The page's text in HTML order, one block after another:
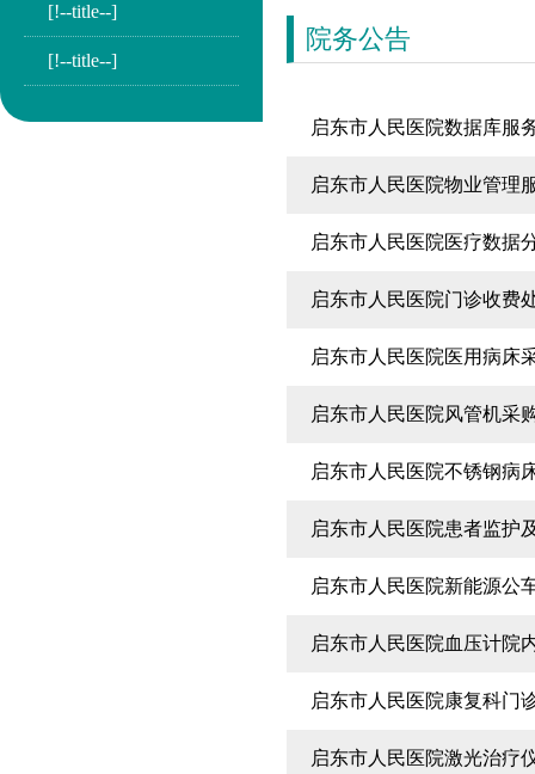
[!--title--]
[!--title--]
院务公告
启东市人民医院数据库服
启东市人民医院物业管理
启东市人民医院医疗数据
启东市人民医院门诊收费
启东市人民医院医用病床
启东市人民医院风管机采
启东市人民医院不锈钢病
启东市人民医院患者监护
启东市人民医院新能源公
启东市人民医院血压计院
启东市人民医院康复科门
启东市人民医院激光治疗